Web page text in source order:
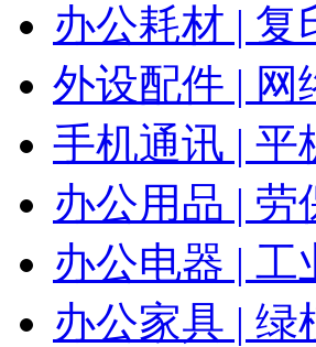
办公耗材 | 复
外设配件 | 网
手机通讯 | 平
办公用品 | 劳
办公电器 | 工
办公家具 | 绿